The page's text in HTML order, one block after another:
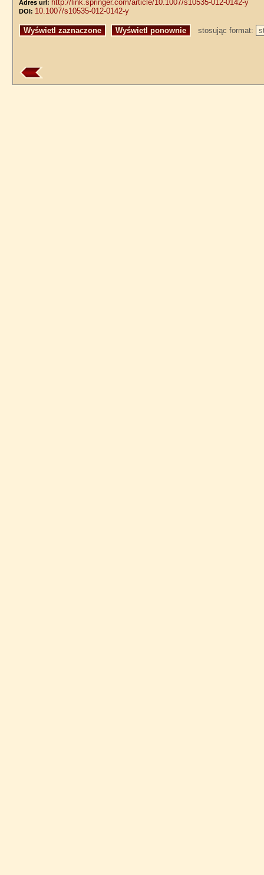
Adres url: http://link.springer.com/article/10.1007/s10535-012-0142-y
DOI: 10.1007/s10535-012-0142-y
stosując format: